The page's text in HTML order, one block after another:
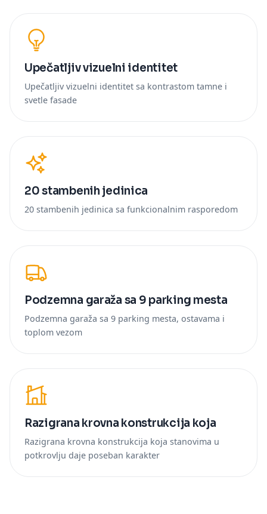
Upečatljiv vizuelni identitet
Upečatljiv vizuelni identitet sa kontrastom tamne i
svetle fasade
20 stambenih jedinica
20 stambenih jedinica sa funkcionalnim rasporedom
Podzemna garaža sa 9 parking mesta
Podzemna garaža sa 9 parking mesta, ostavama i
toplom vezom
Razigrana krovna konstrukcija koja
Razigrana krovna konstrukcija koja stanovima u
potkrovlju daje poseban karakter